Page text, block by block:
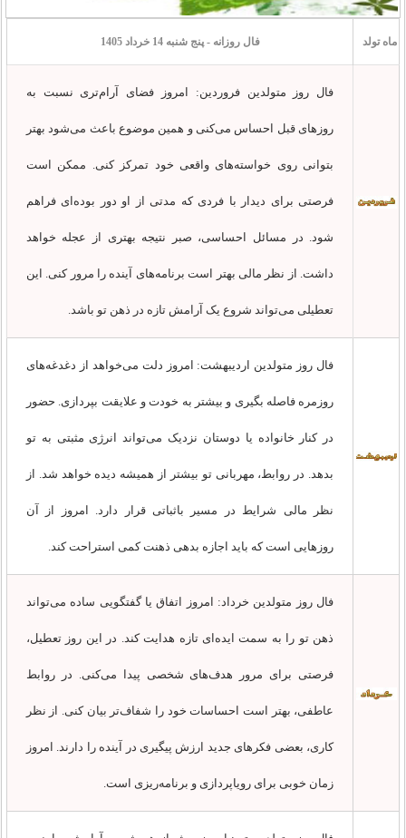
ماه تولد فال روزانه - پنج شنبه 14 خرداد 1405
فال روز متولدین فروردین: امروز فضای آرام‌تری نسبت به
روزهای قبل احساس می‌کنی و همین موضوع باعث می‌شود بهتر
بتوانی روی خواسته‌های واقعی خود تمرکز کنی. ممکن است
فرصتی برای دیدار با فردی که مدتی از او دور بوده‌ای فراهم
شود. در مسائل احساسی، صبر نتیجه بهتری از عجله خواهد
داشت. از نظر مالی بهتر است برنامه‌های آینده را مرور کنی. این
تعطیلی می‌تواند شروع یک آرامش تازه در ذهن تو باشد.
فال روز متولدین اردیبهشت: امروز دلت می‌خواهد از دغدغه‌های
روزمره فاصله بگیری و بیشتر به خودت و علایقت بپردازی. حضور
در کنار خانواده یا دوستان نزدیک می‌تواند انرژی مثبتی به تو
بدهد. در روابط، مهربانی تو بیشتر از همیشه دیده خواهد شد. از
نظر مالی شرایط در مسیر باثباتی قرار دارد. امروز از آن
روزهایی است که باید اجازه بدهی ذهنت کمی استراحت کند.
فال روز متولدین خرداد: امروز اتفاق یا گفتگویی ساده می‌تواند
ذهن تو را به سمت ایده‌ای تازه هدایت کند. در این روز تعطیل،
فرصتی برای مرور هدف‌های شخصی پیدا می‌کنی. در روابط
عاطفی، بهتر است احساسات خود را شفاف‌تر بیان کنی. از نظر
کاری، بعضی فکرهای جدید ارزش پیگیری در آینده را دارند. امروز
زمان خوبی برای رویاپردازی و برنامه‌ریزی است.